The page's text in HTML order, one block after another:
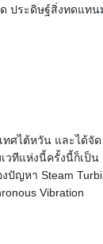
ประดิษฐ์สิ่งทดแทน
ทศไต้หวัน และได้จัด
วทีแห่งนี้ครั้งนี้ก็เป็น
ปัญหา Steam
Vibration